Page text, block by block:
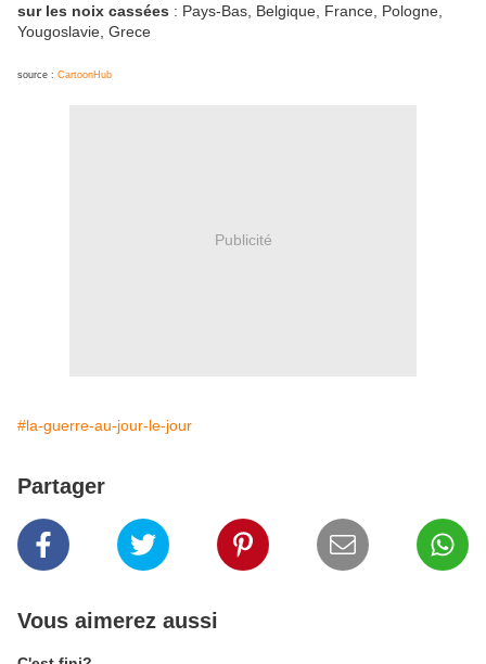
sur les noix cassées : Pays-Bas, Belgique, France, Pologne,
Yougoslavie, Grece
source : CartoonHub
Publicité
#la-guerre-au-jour-le-jour
Partager
Vous aimerez aussi